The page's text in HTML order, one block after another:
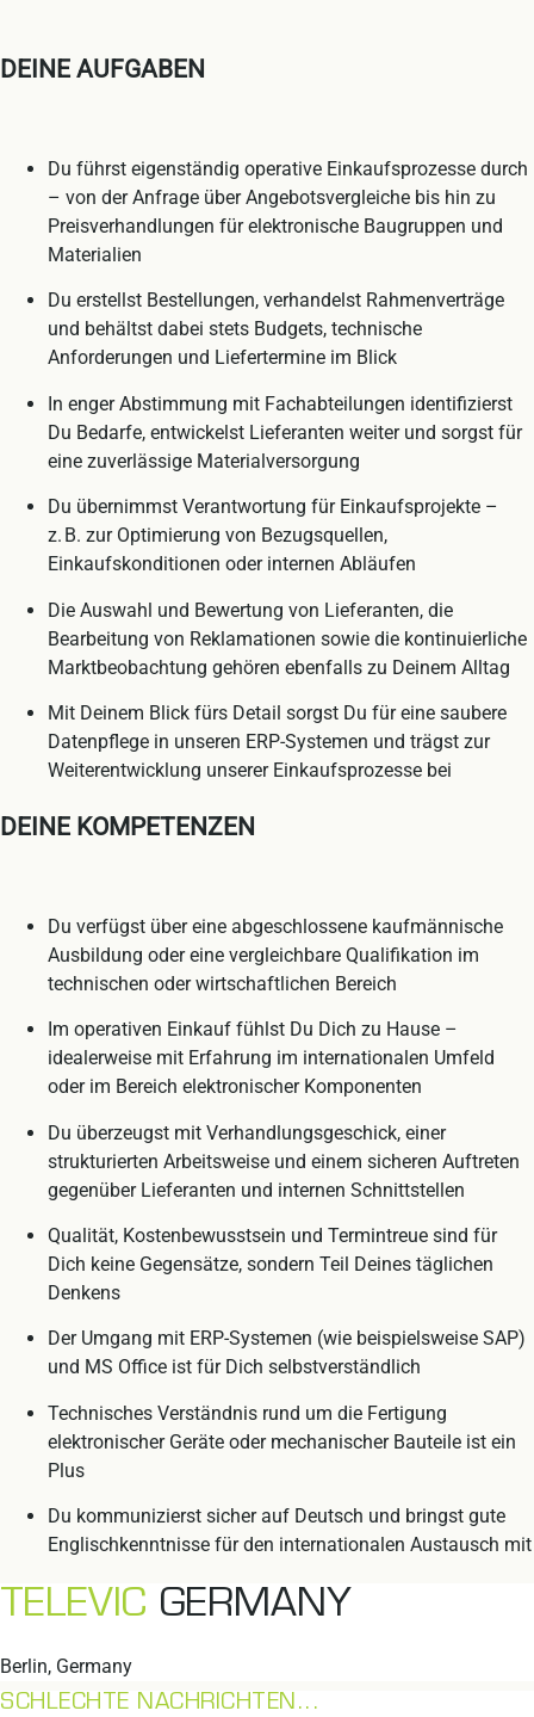
DEINE AUFGABEN
Du führst eigenständig operative Einkaufsprozesse durch
– von der Anfrage über Angebotsvergleiche bis hin zu
Preisverhandlungen für elektronische Baugruppen und
Materialien
Du erstellst Bestellungen, verhandelst Rahmenverträge
und behältst dabei stets Budgets, technische
Anforderungen und Liefertermine im Blick
In enger Abstimmung mit Fachabteilungen identifizierst
Du Bedarfe, entwickelst Lieferanten weiter und sorgst für
eine zuverlässige Materialversorgung
Du übernimmst Verantwortung für Einkaufsprojekte –
z. B. zur Optimierung von Bezugsquellen,
Einkaufskonditionen oder internen Abläufen
Die Auswahl und Bewertung von Lieferanten, die
Bearbeitung von Reklamationen sowie die kontinuierliche
Marktbeobachtung gehören ebenfalls zu Deinem Alltag
Mit Deinem Blick fürs Detail sorgst Du für eine saubere
Datenpflege in unseren ERP-Systemen und trägst zur
Weiterentwicklung unserer Einkaufsprozesse bei
DEINE KOMPETENZEN
Du verfügst über eine abgeschlossene kaufmännische
Ausbildung oder eine vergleichbare Qualifikation im
technischen oder wirtschaftlichen Bereich
Im operativen Einkauf fühlst Du Dich zu Hause –
idealerweise mit Erfahrung im internationalen Umfeld
oder im Bereich elektronischer Komponenten
Du überzeugst mit Verhandlungsgeschick, einer
strukturierten Arbeitsweise und einem sicheren Auftreten
gegenüber Lieferanten und internen Schnittstellen
Qualität, Kostenbewusstsein und Termintreue sind für
Dich keine Gegensätze, sondern Teil Deines täglichen
Denkens
Der Umgang mit ERP-Systemen (wie beispielsweise SAP)
und MS Office ist für Dich selbstverständlich
Technisches Verständnis rund um die Fertigung
elektronischer Geräte oder mechanischer Bauteile ist ein
Plus
Du kommunizierst sicher auf Deutsch und bringst gute
Englischkenntnisse für den internationalen Austausch mit
TELEVIC GERMANY
Berlin, Germany
SCHLECHTE NACHRICHTEN...